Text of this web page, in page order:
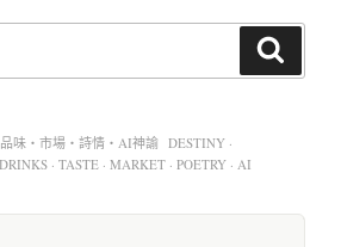
味・市場・詩情・AI神諭 DESTINY ·
· TASTE · MARKET · POETRY · AI